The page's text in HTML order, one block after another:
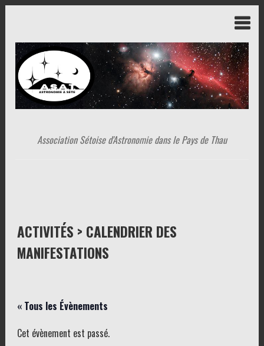
Association Sétoise d'Astronomie dans le Pays de Thau
ACTIVITÉS > CALENDRIER DES
MANIFESTATIONS
« Tous les Évènements
Cet évènement est passé.